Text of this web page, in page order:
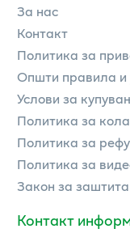
За нас
Контакт
Политика за
Општи правила и
Услови за
Политика за
Политика за
Политика за
Закон за
Контакт